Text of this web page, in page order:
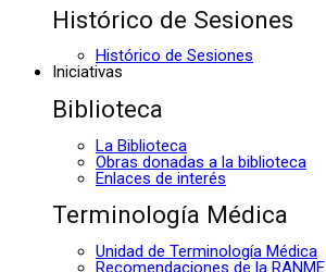
Histórico de Sesiones
Histórico de Sesiones
Iniciativas
Biblioteca
La Biblioteca
Obras donadas a la biblioteca
Enlaces de interés
Terminología Médica
Unidad de Terminología Médica
Recomendaciones de la RANME